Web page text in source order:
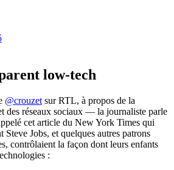
low-tech
@crouzet sur RTL, à propos de la
des réseaux sociaux — la journaliste parle
cet article du New York Times qui
Jobs, et quelques autres patrons
contrôlaient la façon dont leurs enfants
: